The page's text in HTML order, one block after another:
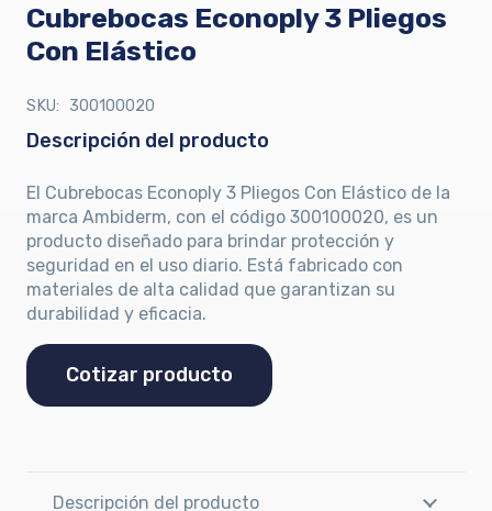
Cubrebocas Econoply 3 Pliegos
Con Elástico
SKU: 300100020
Descripción del producto
El Cubrebocas Econoply 3 Pliegos Con Elástico de la
marca Ambiderm, con el código 300100020, es un
producto diseñado para brindar protección y
seguridad en el uso diario. Está fabricado con
materiales de alta calidad que garantizan su
durabilidad y eficacia.
Cotizar producto
Descripción del producto